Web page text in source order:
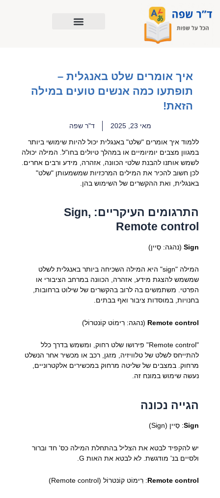
לתוכן
איך אומרים שלט באנגלית –
תופתעו כמה אנשים טועים במילה
הזאת!
מאי 23, 2025 ד"ר שפה
ללמוד איך אומרים "שלט" באנגלית יכול להיות שימושי ביותר
במגוון מצבים יומיומיים או במהלך טיולים בחו"ל. המילה יכולה
לשמש אותנו להבנת שלטי הכוונה, אזהרה, מידע ורבים אחרים.
לכן חשוב להכיר את המילים המרכזיות שמשמעותן "שלט"
באנגלית, ואת ההקשרים של השימוש בהן.
התרגומים העיקריים: Sign,
Remote control
Sign(נהגה: סַיין)
המילה "sign" היא המילה השכיחה ביותר באנגלית לשלט
שמשמש להצגת מידע, אזהרה, הכוונה במרחב הציבורי או
הפרטי. משתמשים בה לרוב בהקשרים של שילוט ברחובות,
בחנויות, במוסדות ציבור ואף בבתים.
Remote control (נהגה: רִימוֹט קוֹנטרוֹל)
"Remote control" פירושו שלט רחוק, ומשמש בדרך כלל
להתייחס לשלט של טלוויזיה, מזגן, רכב או מכשיר אחר הנשלט
מרחוק. במצבים של שליטה מרחוק במכשירים אלקטרוניים,
נעשה שימוש במונח זה.
הגייה נכונה
Sign: סַיין (Sign)
יש להקפיד לבטא את הצליל בהתחלת המילה כס' חד וברור
ולסיים בנ' מודגשת. לא לבטא את האות G.
Remote control: רִימוֹט קוֹנטרוֹל (Remote control)